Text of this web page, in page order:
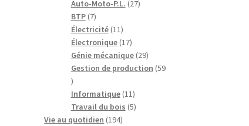
produits
Auto-Moto-P.L. 2727
BTP 77
produits
Électricité 1111
produits
Électronique 1717
produits
Génie mécanique 2929
produits
Gestion de production 59
59
produits
Informatique 1111
produits
Travail du bois 55
Vie au quotidien 194194